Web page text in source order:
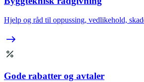
Hjelp og råd til oppussing, vedlikehold,
Gode rabatter og avtaler